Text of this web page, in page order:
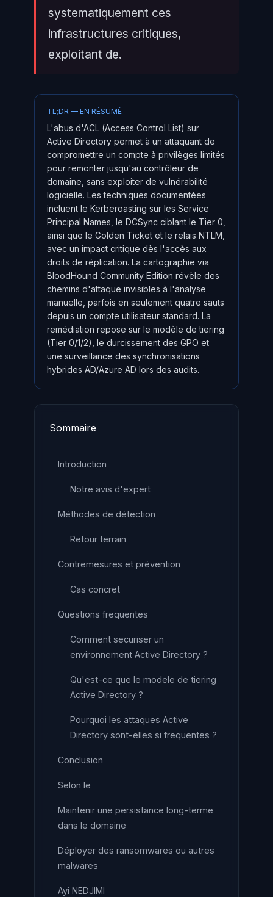
systematiquement ces
infrastructures critiques,
exploitant de.
TL;DR — EN RÉSUMÉ
L'abus d'ACL (Access Control List) sur
Active Directory permet à un attaquant de
compromettre un compte à privilèges limités
pour remonter jusqu'au contrôleur de
domaine, sans exploiter de vulnérabilité
logicielle. Les techniques documentées
incluent le Kerberoasting sur les Service
Principal Names, le DCSync ciblant le Tier 0,
ainsi que le Golden Ticket et le relais NTLM,
avec un impact critique dès l'accès aux
droits de réplication. La cartographie via
BloodHound Community Edition révèle des
chemins d'attaque invisibles à l'analyse
manuelle, parfois en seulement quatre sauts
depuis un compte utilisateur standard. La
remédiation repose sur le modèle de tiering
(Tier 0/1/2), le durcissement des GPO et
une surveillance des synchronisations
hybrides AD/Azure AD lors des audits.
Sommaire
Introduction
Notre avis d'expert
Méthodes de détection
Retour terrain
Contremesures et prévention
Cas concret
Questions frequentes
Comment securiser un
environnement Active Directory ?
Qu'est-ce que le modele de tiering
Active Directory ?
Pourquoi les attaques Active
Directory sont-elles si frequentes ?
Conclusion
Selon le
Maintenir une persistance long-terme
dans le domaine
Déployer des ransomwares ou autres
malwares
Ayi NEDJIMI